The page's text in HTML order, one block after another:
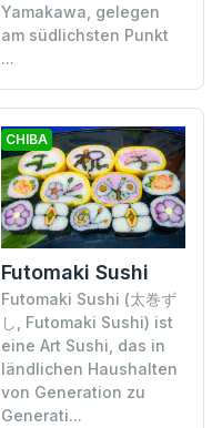
Yamakawa, gelegen
am südlichsten Punkt
...
CHIBA
Futomaki Sushi
Futomaki Sushi (太巻ず
し, Futomaki Sushi) ist
eine Art Sushi, das in
ländlichen Haushalten
von Generation zu
Generati...